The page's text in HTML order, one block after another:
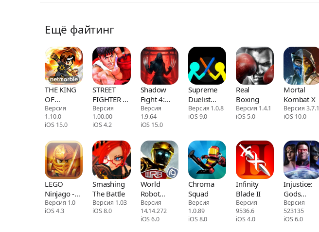
Ещё файтинг
THE KING
OF
FIGHTERS
AFK
Версия
1.10.0
iOS 15.0
STREET
FIGHTER IV
Volt
Версия
1.00.00
iOS 4.2
Shadow
Fight 4:
Arena
Версия
1.9.64
iOS 15.0
Supreme
Duelist
Stickman
Версия 1.0.8
iOS 9.0
Real
Boxing
Версия 1.4.1
iOS 5.0
Mortal
Kombat X
Версия 3.7.1
iOS 10.0
LEGO
Ninjago -
The Final
Battle
Версия 1.0
iOS 4.3
Smashing
The Battle
Версия 1.03
iOS 8.0
World
Robot
Boxing
Версия
14.14.272
iOS 6.0
Chroma
Squad
Версия
1.0.89
iOS 8.0
Infinity
Blade II
Версия
9536.6
iOS 4.0
Injustice:
Gods
Among Us
Версия
523135
iOS 6.0